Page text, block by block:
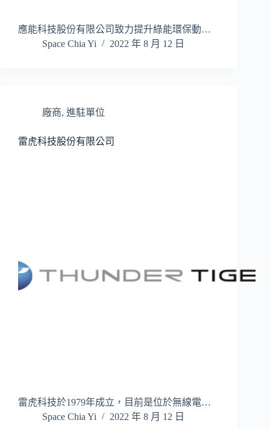
應能科技股份有限公司致力提升綠能環保動…
Space Chia Yi
2022 年 8 月 12 日
廠商, 進駐單位
雷虎科技股份有限公司
雷虎科技於1979年成立，目前是位於無線電…
Space Chia Yi
2022 年 8 月 12 日